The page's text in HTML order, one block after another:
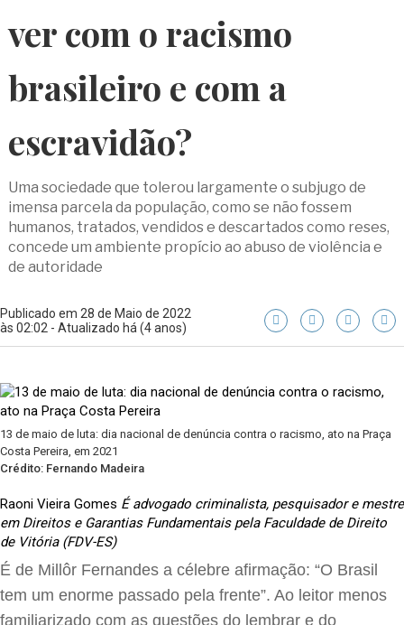
ver com o racismo
brasileiro e com a
escravidão?
Uma sociedade que tolerou largamente o subjugo de
imensa parcela da população, como se não fossem
humanos, tratados, vendidos e descartados como reses,
concede um ambiente propício ao abuso de violência e
de autoridade
Publicado em 28 de Maio de 2022
às 02:02 - Atualizado há (4 anos)
13 de maio de luta: dia nacional de denúncia contra o racismo, ato na Praça
Costa Pereira, em 2021
Crédito: Fernando Madeira
Raoni Vieira Gomes É advogado criminalista, pesquisador e mestre
em Direitos e Garantias Fundamentais pela Faculdade de Direito
de Vitória (FDV-ES)
É de Millôr Fernandes a célebre afirmação: “O Brasil
tem um enorme passado pela frente”. Ao leitor menos
familiarizado com as questões do lembrar e do